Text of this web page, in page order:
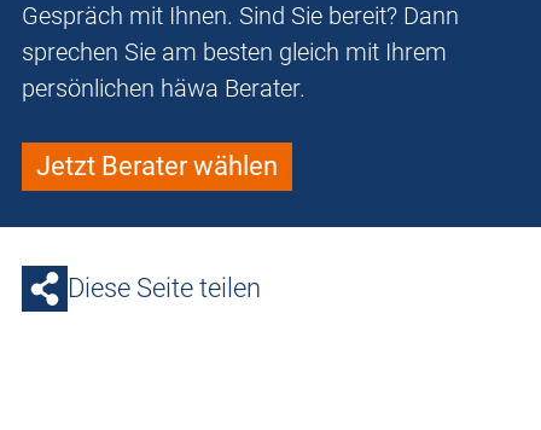
Gespräch mit Ihnen. Sind Sie bereit? Dann
sprechen Sie am besten gleich mit Ihrem
persönlichen häwa Berater.
Jetzt Berater wählen
Diese Seite teilen